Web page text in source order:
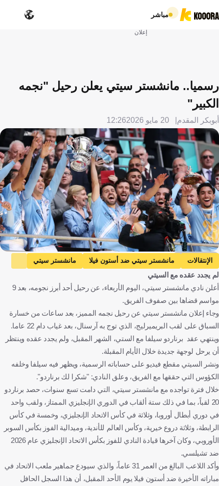
مباشر
إعلان
رسميا.. مانشستر سيتي يعلن رحيل "نجمه
الكبير"
أبوبكر المقدم 20 مايو 2026 12:26
Getty Images
الإنتقالات مانشستر سيتي ضد أستون فيلا
مانشستر سيتي
أستون فيلا
الدوري الإنجليزي الممتاز
إنجلترا
البرتغال كرة قدم
لم يجدد عقده مع السيتي
أعلن نادي مانشستر سيتي، اليوم الأربعاء، عن رحيل أحد أبرز نجومه، بعد 9
مواسم قضاها بين صفوف الفريق.
وجاء إعلان مانشستر سيتي عن رحيل نجمه المميز، بعد ساعات من خسارة
السباق على لقب البريميرليج، الذي توج به آرسنال، بعد غياب دام 22 عاما.
وينتهي عقد برناردو سيلفا مع الستي، الشهر المقبل، ولم يجدد عقده وينتظر
أن يرحل لوجهة جديدة خلال الأيام المقبلة.
ونشر السيتي مقطع فيديو على حساباته الرسمية، ويظهر فيه سيلفا وخلفه
الكؤوس التي حققها مع الفريق، وعلق النادي: "شكرا لك برناردو".
خلال فترة تواجده مع مانشستر سيتي، التي دامت تسع سنوات، حصد برناردو
20 لقباً، بما في ذلك ستة ألقاب في الدوري الإنجليزي الممتاز، ولقب واحد
في دوري أبطال أوروبا، وثلاثة في كأس الاتحاد الإنجليزي، وخمسة في كأس
الرابطة، وثلاثة دروع خيرية، وكأس العالم للأندية، وميدالية الفوز بكأس السوبر
الأوروبي، وكان آخرها قيادة النادي للفوز بكأس الاتحاد الإنجليزي عام 2026
ضد تشيلسي.
وأكد اللاعب البالغ من العمر 31 عاماً، والذي سيودع جماهير ملعب الاتحاد في
مباراته الأخيرة ضد أستون فيلا يوم الأحد المقبل، أن هذا السجل الحافل